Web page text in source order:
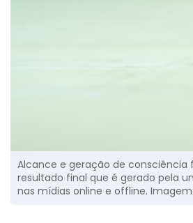
Alcance e geração de consciência
resultado final que é gerado pela
nas mídias online e offline.